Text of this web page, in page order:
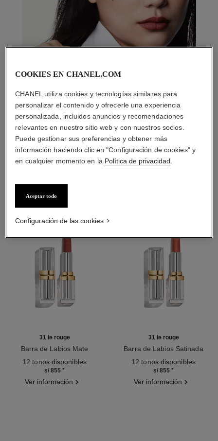
31 le rouge
Barra de Labios Mate
12 tonos disponibles
s/ 855 *
Ver información
31 le rouge
Barra de Labios Satinada
12 tonos disponibles
s/ 855 *
Ver información
COOKIES EN CHANEL.COM
CHANEL utiliza cookies y tecnologías similares para
personalizar el contenido y ofrecerle una experiencia
personalizada, incluidos anuncios y recomendaciones
relevantes en nuestro sitio web y con nuestros socios.
Puede gestionar sus preferencias y obtener más
información haciendo clic en "Configuración de cookies" y
en cualquier momento en la Política de privacidad
Aceptar todo
Configuración de las cookies